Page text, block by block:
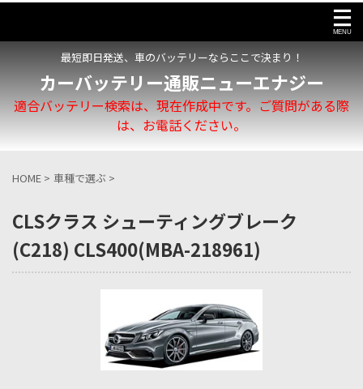
最短即日発送、車のバッテリーならここで決まり！
カーバッテリー通販ニューエナジー
適合バッテリー検索は、現在作成中です。ご質問がある際
は、お電話ください。
HOME > 車種で選ぶ >
CLSクラス シューティングブレーク
(C218) CLS400(MBA-218961)